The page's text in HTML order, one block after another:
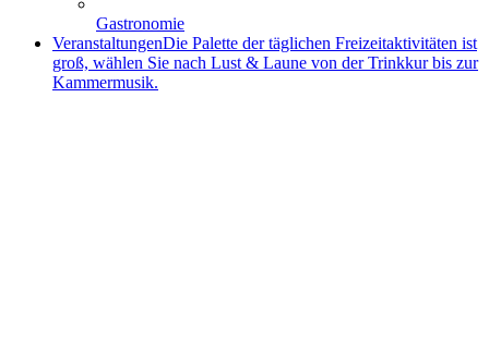
Gastronomie
VeranstaltungenDie Palette der täglichen Freizeitaktivitäten ist
groß, wählen Sie nach Lust & Laune von der Trinkkur bis zur
Kammermusik.